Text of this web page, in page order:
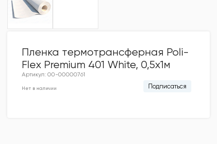
Пленка термотрансферная Poli-
Flex Premium 401 White, 0,5х1м
Артикул: 00-00000761
Нет в наличии Подписаться